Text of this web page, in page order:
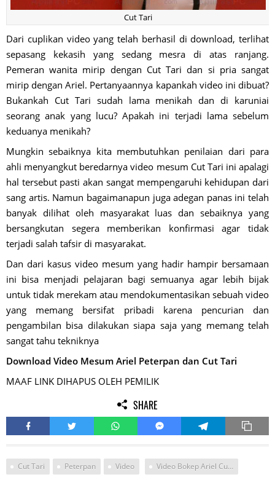
Cut Tari
Dari cuplikan video yang telah berhasil di download, terlihat
sepasang kekasih yang sedang mesra di atas ranjang.
Pemeran wanita mirip dengan Cut Tari dan si pria sangat
mirip dengan Ariel. Pertanyaannya kapankah video ini dibuat?
Bukankah Cut Tari sudah lama menikah dan di karuniai
seorang anak yang lucu? Apakah ini terjadi lama sebelum
keduanya menikah?
Mungkin sebaiknya kita membutuhkan penilaian dari para
ahli menyangkut beredarnya video mesum Cut Tari ini apalagi
hal tersebut pasti akan sangat mempengaruhi kehidupan dari
sang artis. Namun bagaimanapun juga adegan panas ini telah
banyak dilihat oleh masyarakat luas dan sebaiknya yang
bersangkutan segera memberikan konfirmasi agar tidak
terjadi salah tafsir di masyarakat.
Dan dari kasus video mesum yang hadir hampir bersamaan
ini bisa menjadi pelajaran bagi semuanya agar lebih bijak
untuk tidak merekam atau mendokumentasikan sebuah video
yang memang bersifat pribadi karena pencurian dan
pengambilan bisa dilakukan siapa saja yang memang telah
sangat tahu tekniknya
Download Video Mesum Ariel Peterpan dan Cut Tari
MAAF LINK DIHAPUS OLEH PEMILIK
SHARE
Cut Tari Peterpan Video Video Bokep Ariel Cut Tari